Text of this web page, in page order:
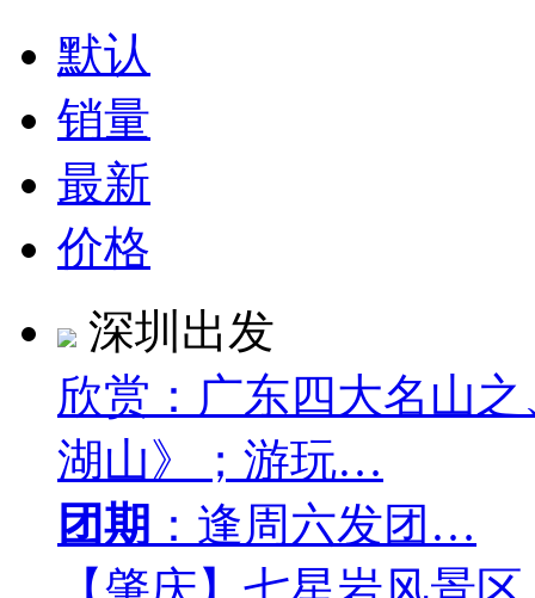
默认
销量
最新
价格
深圳出发
欣赏：广东四大名山
湖山》；游玩…
团期 ：逢周六发团…